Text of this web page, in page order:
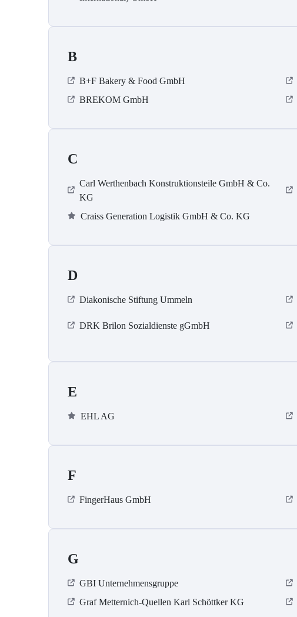
B
B+F Bakery & Food GmbH
BREKOM GmbH
C
Carl Werthenbach Konstruktionsteile GmbH & Co.
KG
Craiss Generation Logistik GmbH & Co. KG
D
Diakonische Stiftung Ummeln
DRK Brilon Sozialdienste gGmbH
E
EHL AG
F
FingerHaus GmbH
G
GBI Unternehmensgruppe
Graf Metternich-Quellen Karl Schöttker KG